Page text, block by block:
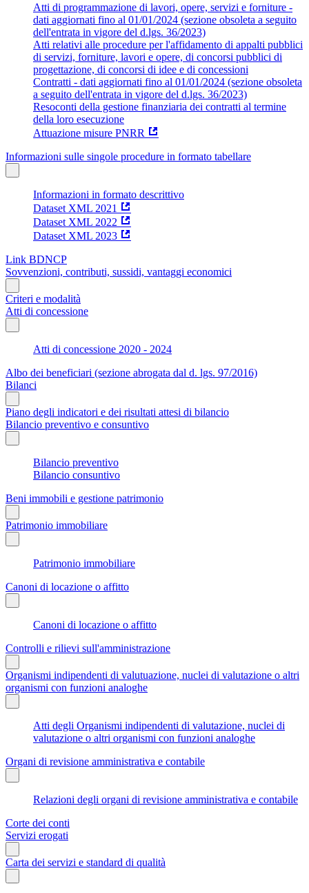
Atti di programmazione di lavori, opere, servizi e forniture -
dati aggiornati fino al 01/01/2024 (sezione obsoleta a seguito
dell'entrata in vigore del d.lgs. 36/2023)
Atti relativi alle procedure per l'affidamento di appalti pubblici
di servizi, forniture, lavori e opere, di concorsi pubblici di
progettazione, di concorsi di idee e di concessioni
Contratti - dati aggiornati fino al 01/01/2024 (sezione obsoleta
a seguito dell'entrata in vigore del d.lgs. 36/2023)
Resoconti della gestione finanziaria dei contratti al termine
della loro esecuzione
Attuazione misure PNRR
Informazioni sulle singole procedure in formato tabellare
Informazioni in formato descrittivo
Dataset XML 2021
Dataset XML 2022
Dataset XML 2023
Link BDNCP
Sovvenzioni, contributi, sussidi, vantaggi economici
Criteri e modalità
Atti di concessione
Atti di concessione 2020 - 2024
Albo dei beneficiari (sezione abrogata dal d. lgs. 97/2016)
Bilanci
Piano degli indicatori e dei risultati attesi di bilancio
Bilancio preventivo e consuntivo
Bilancio preventivo
Bilancio consuntivo
Beni immobili e gestione patrimonio
Patrimonio immobiliare
Patrimonio immobiliare
Canoni di locazione o affitto
Canoni di locazione o affitto
Controlli e rilievi sull'amministrazione
Organismi indipendenti di valutuazione, nuclei di valutazione o altri
organismi con funzioni analoghe
Atti degli Organismi indipendenti di valutazione, nuclei di
valutazione o altri organismi con funzioni analoghe
Organi di revisione amministrativa e contabile
Relazioni degli organi di revisione amministrativa e contabile
Corte dei conti
Servizi erogati
Carta dei servizi e standard di qualità